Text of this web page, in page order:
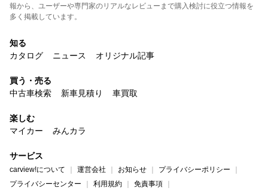
報から、ユーザーや専門家のリアルなレビューまで購入検討に役立つ情報を
多く掲載しています。
知る
カタログ
ニュース オリジナル記事
買う・売る
中古車検索
新車見積り 車買取
楽しむ
マイカー
みんカラ
サービス
carview!について 運営会社 お知らせ
プライバシーポリシー
プライバシーセンター
利用規約
免責事項